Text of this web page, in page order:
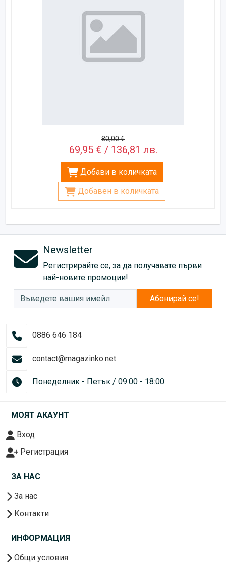
80,00 €
69,95 € / 136,81 лв.
Добави в количката
Добавен в количката
Newsletter
Регистрирайте се, за да получавате първи
най-новите промоции!
Абонирай се!
0886 646 184
contact@magazinko.net
Понеделник - Петък / 09:00 - 18:00
МОЯТ АКАУНТ
Вход
Регистрация
ЗА НАС
За нас
Контакти
ИНФОРМАЦИЯ
Общи условия